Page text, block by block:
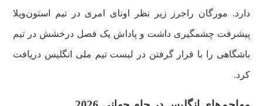
دارد. مورگان راجرز زیر نظر اونای امری در تیم استون‌ویلا
پیشرفت چشمگیری داشت و پاداش یک فصل درخشش در تیم
باشگاهی را با قرار گرفتن در لیست تیم ملی انگلیس دریافت
کرد.